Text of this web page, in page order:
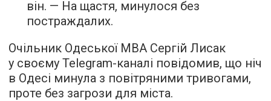
він. — На щастя, минулося без
постраждалих.
Очільник Одеської МВА Сергій Лисак
у своєму Telegram-каналі повідомив, що ніч
в Одесі минула з повітряними тривогами,
проте без загрози для міста.